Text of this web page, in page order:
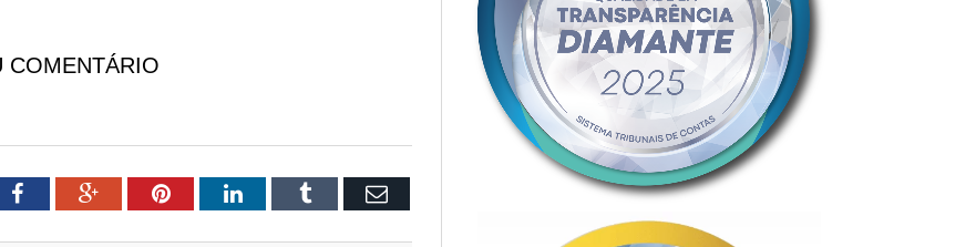
COMENTÁRIO
FacebookGoogle+PinterestLinkedInTumblr Email